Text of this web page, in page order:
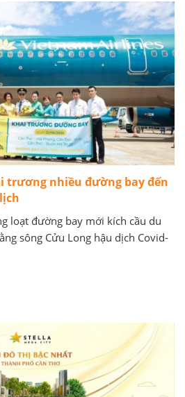
trương nhiều đường bay đến
loạt đường bay mới kích cầu du
sông Cửu Long hậu dịch Covid-